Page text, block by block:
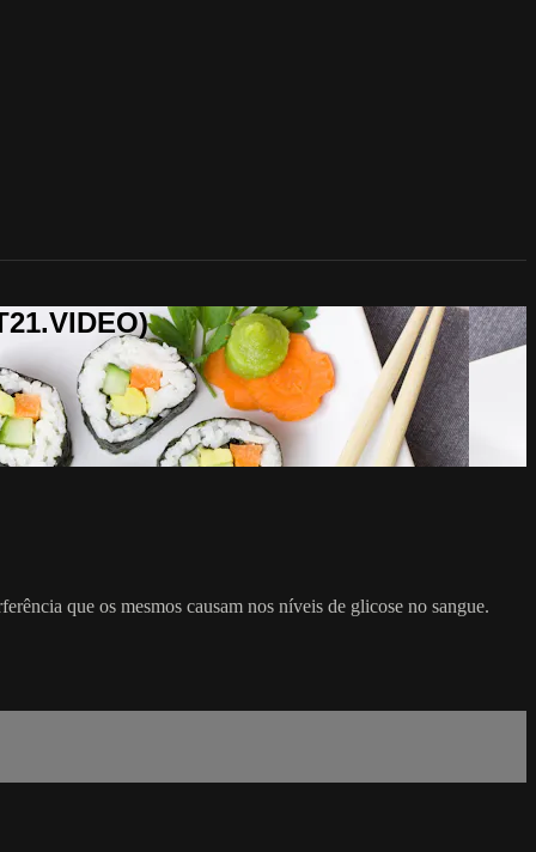
que os mesmos causam nos níveis de glicose no sangue.